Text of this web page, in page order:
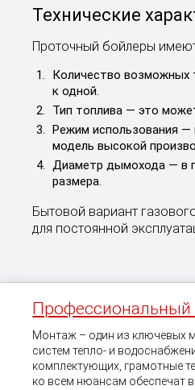
Технические
Проточный бойлеры
Количество возможных
к одной.
Тип топлива — это
Режим использования —
модель высокой
Диаметр дымохода — в
размера.
Бытовой вариант
для постоянной
Монтаж – один из ключевых
систем тепло- и
комплектующих, грамотные
ко всем нюансам обеспечат